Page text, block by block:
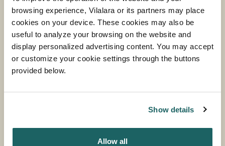
browsing experience, Vilalara or its partners may place
cookies on your device. These cookies may also be
useful to analyze your browsing on the website and
display personalized advertising content. You may accept
or customize your cookie settings through the buttons
provided below.
Show details
Allow all